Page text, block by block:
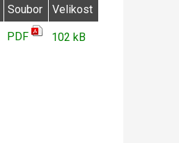
Soubor Velikost
PDF 102 kB